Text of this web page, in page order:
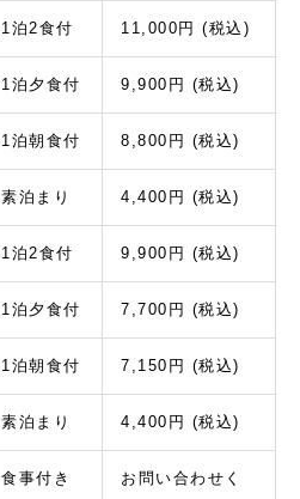
1泊2食付 11,000円 (税込)
1泊夕食付 9,900円 (税込)
1泊朝食付 8,800円 (税込)
素泊まり 4,400円 (税込)
1泊2食付 9,900円 (税込)
1泊夕食付 7,700円 (税込)
1泊朝食付 7,150円 (税込)
素泊まり 4,400円 (税込)
食事付き
お問い合わせく